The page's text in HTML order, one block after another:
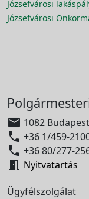
Józsefvárosi
Józsefvárosi
 1082
 +36 1/459-
 +36 80/277-
 Nyitvatartás
Ügyfélszolgálat